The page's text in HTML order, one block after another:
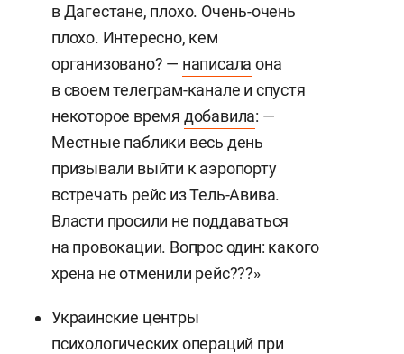
в Дагестане, плохо. Очень-очень
плохо. Интересно, кем
организовано? — написала она
в своем телеграм-канале и спустя
некоторое время добавила: —
Местные паблики весь день
призывали выйти к аэропорту
встречать рейс из Тель-Авива.
Власти просили не поддаваться
на провокации. Вопрос один: какого
хрена не отменили рейс???»
Украинские центры
психологических операций при